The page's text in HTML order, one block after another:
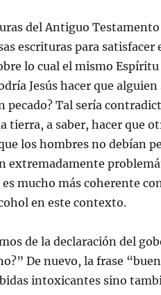
del Antiguo
escrituras para
lo cual el mismo
Jesús hacer que
pecado? Tal sería
tierra, a saber, hacer que
los hombres no debían
extremadamente
mucho más coherente
en este contexto.
de la declaración del
De nuevo, la frase
intoxicantes sino